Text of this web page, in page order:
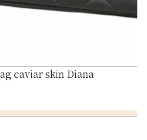
caviar skin Diana